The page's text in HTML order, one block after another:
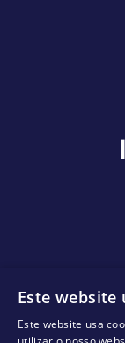
Este website
Este website usa